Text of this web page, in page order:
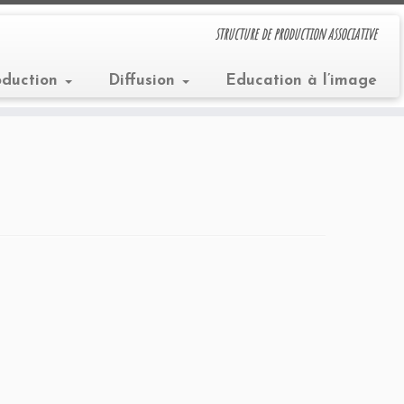
structure de production associative
Diffusion Education à l’image